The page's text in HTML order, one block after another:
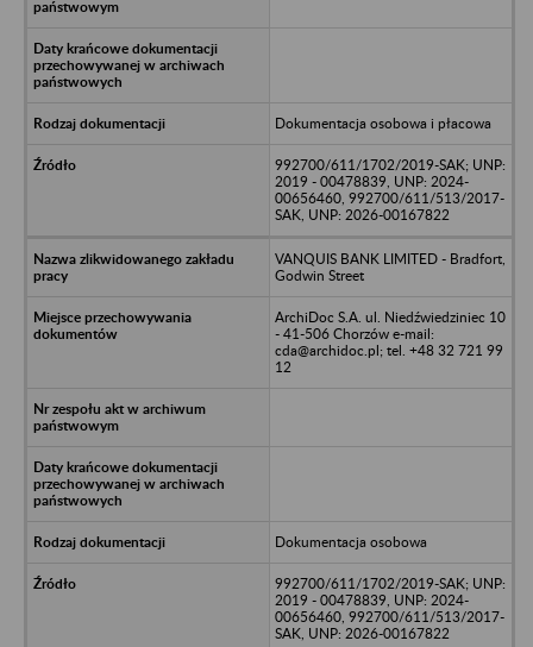
Dokumentacja osobowa i płacowa
992700/611/1702/2019-SAK; UNP:
2019 - 00478839, UNP: 2024-
00656460, 992700/611/513/2017-
SAK, UNP: 2026-00167822
VANQUIS BANK LIMITED - Bradfort,
Godwin Street
ArchiDoc S.A. ul. Niedźwiedziniec 10
- 41-506 Chorzów e-mail:
cda@archidoc.pl; tel. +48 32 721 99
12
Dokumentacja osobowa
992700/611/1702/2019-SAK; UNP:
2019 - 00478839, UNP: 2024-
00656460, 992700/611/513/2017-
SAK, UNP: 2026-00167822